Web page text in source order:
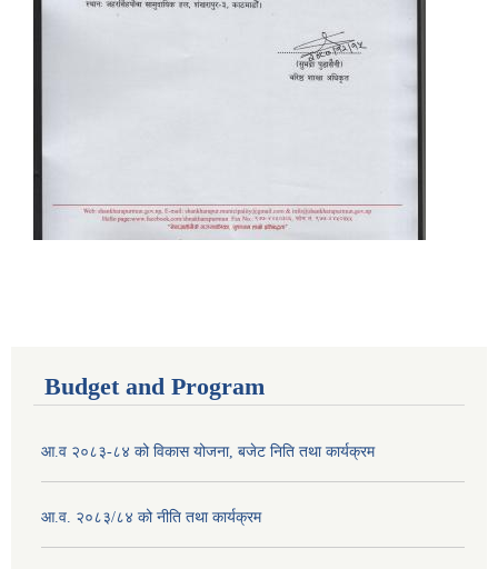
Budget and Program
आ.व २०८३-८४ को विकास योजना, बजेट निति तथा कार्यक्रम
आ.व. २०८३/८४ को नीति तथा कार्यक्रम